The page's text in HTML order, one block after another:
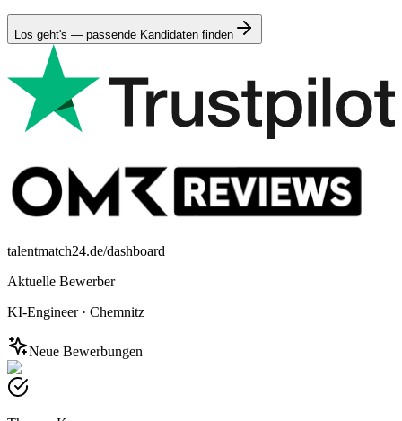
Los geht's — passende Kandidaten finden
talentmatch24.de/dashboard
Aktuelle Bewerber
KI-Engineer· Chemnitz
Neue Bewerbungen